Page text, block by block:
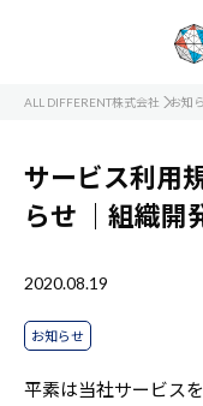
ALL DIFFERENT株式会社 お知
サービス利用
らせ
｜組織
2020.08.19
お知らせ
平素は当社サービス